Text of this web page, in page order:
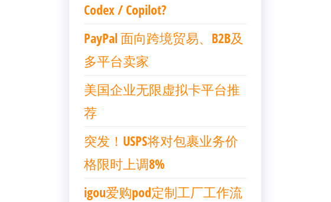
Codex / Copilot?
PayPal 面向跨境贸易、B2B及
多平台卖家
美国企业无限虚拟卡平台推
荐
突发！USPS将对包裹业务价
格限时上调8%
igou爱购pod定制工厂工作流